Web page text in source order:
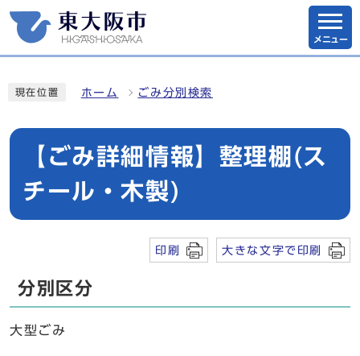
メニュー
現在位置 ホーム ごみ分別検索
【ごみ詳細情報】整理棚(ス
チール・木製)
印刷 大きな文字で印刷
分別区分
大型ごみ